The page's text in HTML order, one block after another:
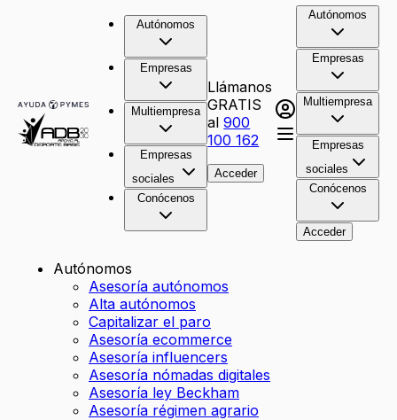
Autónomos
Empresas
Multiempresa
Empresas
sociales
Conócenos
Llámanos
GRATIS
al900
100 162
Acceder
Autónomos
Empresas
Multiempresa
Empresas
sociales
Conócenos
Acceder
Autónomos
Asesoría autónomos
Alta autónomos
Capitalizar el paro
Asesoría ecommerce
Asesoría influencers
Asesoría nómadas digitales
Asesoría ley Beckham
Asesoría régimen agrario